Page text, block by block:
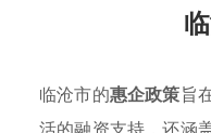
临沧市的惠企政策旨